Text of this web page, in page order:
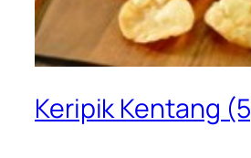
Keripik Kentang